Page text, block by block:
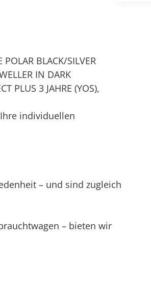
BLACK/SILVER
IN DARK
PLUS 3 JAHRE (YOS),
individuellen
– und sind zugleich
– bieten wir